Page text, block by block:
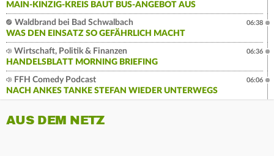
MAIN-KINZIG-KREIS BAUT BUS-ANGEBOT AUS
Waldbrand bei Bad Schwalbach
WAS DEN EINSATZ SO GEFÄHRLICH MACHT
06:38
Wirtschaft, Politik & Finanzen
HANDELSBLATT MORNING BRIEFING
06:36
FFH Comedy Podcast
NACH ANKES TANKE STEFAN WIEDER UNTERWEGS
06:06
AUS DEM NETZ